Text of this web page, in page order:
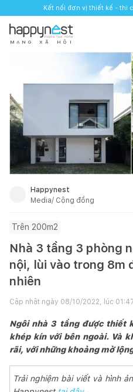
Kết nối đơn vị thiết kế - thi
M Ạ N G X Ã H Ộ I
Happynest
Media/ Cộng đồng
Trên 200m2
Nhà 3 tầng 3 phòng
nội, lùi vào trong 8m
nhiên
Cập nhật ngày 08/10/2022, lúc
Ngôi nhà 3 tầng được thiết
khép kín với bên ngoài. Và
rãi, với những khoảng mở
Trải nghiệm bài viết và hình